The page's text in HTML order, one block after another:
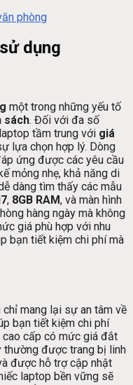
phòng
dụng
một trong những yếu tố
sách. Đối với đa số
tầm trung với giá
lựa chọn hợp lý. Dòng
ứng được các yêu cầu
mỏng nhẹ, khả năng di
dàng tìm thấy các mẫu
, 8GB RAM, và màn hình
hàng ngày mà không
giá phù hợp với nhu
bạn tiết kiệm chi phí mà
chỉ mang lại sự an tâm về
bạn tiết kiệm chi phí
cấp có mức giá đắt
thường được trang bị linh
được hỗ trợ cập nhật
laptop bền vững sẽ